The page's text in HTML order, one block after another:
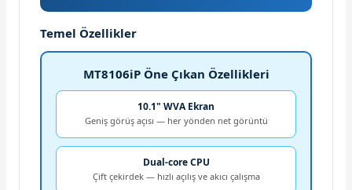
Temel Özellikler
MT8106iP Öne Çıkan Özellikleri
10.1" WVA Ekran
Geniş görüş açısı — her yönden net görüntü
Dual-core CPU
Çift çekirdek — hızlı açılış ve akıcı çalışma